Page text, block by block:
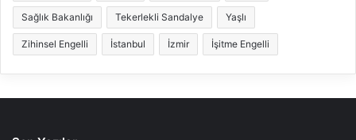
Sağlık Bakanlığı Tekerlekli Sandalye Yaşlı
Zihinsel Engelli İstanbul İzmir İşitme Engelli